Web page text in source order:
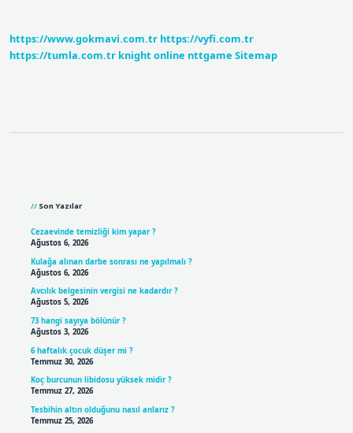
https://www.gokmavi.com.tr https://vyfi.com.tr
https://tumla.com.tr knight online nttgame Sitemap
Son Yazılar
Cezaevinde temizliği kim yapar ?
Ağustos 6, 2026
Kulağa alınan darbe sonrası ne yapılmalı ?
Ağustos 6, 2026
Avcılık belgesinin vergisi ne kadardır ?
Ağustos 5, 2026
73 hangi sayıya bölünür ?
Ağustos 3, 2026
6 haftalık çocuk düşer mi ?
Temmuz 30, 2026
Koç burcunun libidosu yüksek midir ?
Temmuz 27, 2026
Tesbihin altın olduğunu nasıl anlarız ?
Temmuz 25, 2026